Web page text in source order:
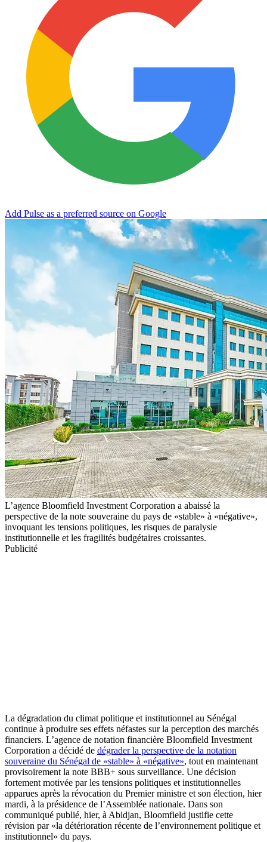
Add Pulse as a preferred source on Google
L’agence Bloomfield Investment Corporation a abaissé la
perspective de la note souveraine du pays de «stable» à «négative»,
invoquant les tensions politiques, les risques de paralysie
institutionnelle et les fragilités budgétaires croissantes.
Publicité
La dégradation du climat politique et institutionnel au Sénégal
continue à produire ses effets néfastes sur la perception des marchés
financiers. L’agence de notation financière Bloomfield Investment
Corporation a décidé de dégrader la perspective de la notation
souveraine du Sénégal de «stable» à «négative», tout en maintenant
provisoirement la note BBB+ sous surveillance. Une décision
fortement motivée par les tensions politiques et institutionnelles
apparues après la révocation du Premier ministre et son élection, hier
mardi, à la présidence de l’Assemblée nationale. Dans son
communiqué publié, hier, à Abidjan, Bloomfield justifie cette
révision par «la détérioration récente de l’environnement politique et
institutionnel» du pays.